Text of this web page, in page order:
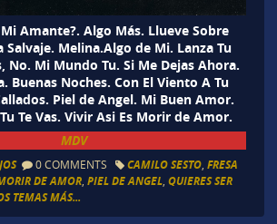
Amante?. Algo Más. Llueve Sobre
Salvaje. Melina.Algo de Mi. Lanza Tu
No. Mi Mundo Tu. Si Me Dejas Ahora.
Buenas Noches. Con El Viento A Tu
Piel de Angel. Mi Buen Amor.
Te Vas. Vivir Asi Es Morir de Amor.
MDV
0 COMMENTS CAMILO SESTO, FRESA
DE AMOR, PIEL DE ANGEL, QUIERES SER
TEMAS MÁS...